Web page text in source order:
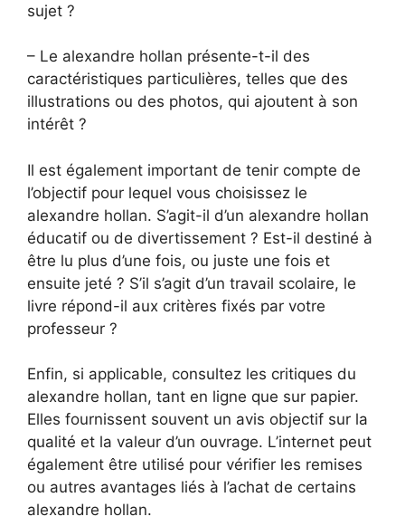
sujet ?
– Le alexandre hollan présente-t-il des
caractéristiques particulières, telles que des
illustrations ou des photos, qui ajoutent à son
intérêt ?
Il est également important de tenir compte de
l’objectif pour lequel vous choisissez le
alexandre hollan. S’agit-il d’un alexandre hollan
éducatif ou de divertissement ? Est-il destiné à
être lu plus d’une fois, ou juste une fois et
ensuite jeté ? S’il s’agit d’un travail scolaire, le
livre répond-il aux critères fixés par votre
professeur ?
Enfin, si applicable, consultez les critiques du
alexandre hollan, tant en ligne que sur papier.
Elles fournissent souvent un avis objectif sur la
qualité et la valeur d’un ouvrage. L’internet peut
également être utilisé pour vérifier les remises
ou autres avantages liés à l’achat de certains
alexandre hollan.